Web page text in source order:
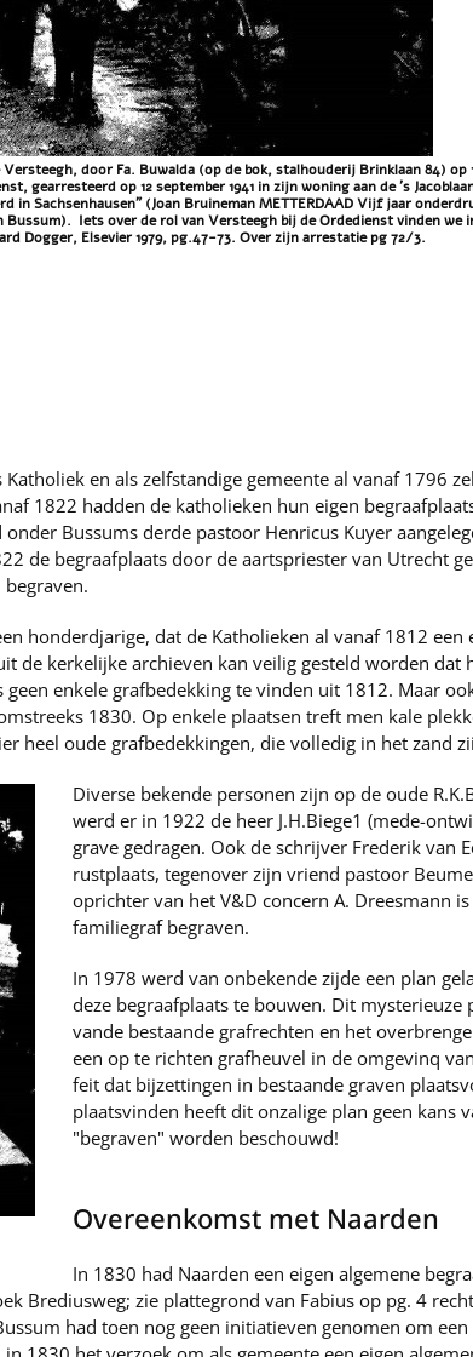
door Fa. Buwalda (op de bok, stalhouderij Brinklaan 84) op
gearresteerd op 12 september 1941 in zijn woning aan de 's
in Sachsenhausen" (Joan Bruineman METTERDAAD Vijf jaar
Bussum). Iets over de rol van Versteegh bij de Ordedienst vinden we
Dogger, Elsevier 1979, pg.47-73. Over zijn arrestatie pg 72/3.
en als zelfstandige gemeente al vanaf 1796
1822 hadden de katholieken hun eigen
Bussums derde pastoor Henricus Kuyer
de begraafplaats door de aartspriester van Utrecht
honderdjarige, dat de Katholieken al vanaf 1812 een
de kerkelijke archieven kan veilig gesteld worden dat
geen enkele grafbedekking te vinden uit 1812. Maar
1830. Op enkele plaatsen treft men kale
heel oude grafbedekkingen, die volledig in het zand
Diverse bekende personen zijn op de oude
werd er in 1922 de heer J.H.Biege1 (mede-
grave gedragen. Ook de schrijver Frederik van
rustplaats, tegenover zijn vriend pastoor
oprichter van het V&D concern A. Dreesmann
familiegraf begraven.
In 1978 werd van onbekende zijde een plan
deze begraafplaats te bouwen. Dit mysterieuze
vande bestaande grafrechten en het
een op te richten grafheuvel in de omgevinq
feit dat bijzettingen in bestaande graven
plaatsvinden heeft dit onzalige plan geen kans
"begraven" worden beschouwd!
Overeenkomst met Naarden
In 1830 had Naarden een eigen algemene
Brediusweg; zie plattegrond van Fabius op pg. 4
had toen nog geen initiatieven genomen om